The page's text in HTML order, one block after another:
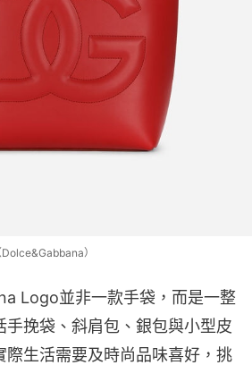
）
Logo並非一款手袋，而是一整
手挽袋、斜肩包、銀包與小型皮
際生活需要及時尚品味喜好，挑